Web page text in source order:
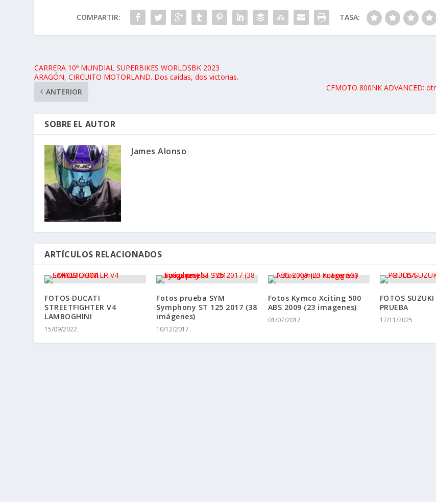
COMPARTIR: TASA:
CARRERA 10º MUNDIAL SUPERBIKES WORLDSBK 2023
ARAGÓN, CIRCUITO MOTORLAND. Dos caídas, dos victorias.
ANTERIOR
CFMOTO 800NK ADVANCED:
SOBRE EL AUTOR
James Alonso
ARTÍCULOS RELACIONADOS
FOTOS DUCATI
STREETFIGHTER V4
LAMBOGHINI
15/09/2022
Fotos prueba SYM
Symphony ST 125 2017 (38
imágenes)
10/12/2017
Fotos Kymco Xciting 500
ABS 2009 (23 imagenes)
01/07/2017
FOTOS
PRUEBA
17/11/2025